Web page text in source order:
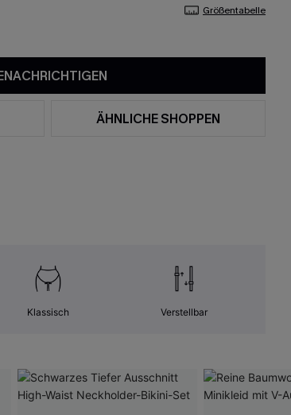
Größentabelle
ÄHNLICHE SHOPPEN
Klassisch Verstellbar